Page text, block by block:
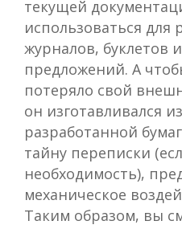
текущей
использоваться для
журналов, буклетов
предложений. А
потеряло свой
он изготавливался
разработанной
тайну переписки
необходимость),
механическое
Таким образом, вы